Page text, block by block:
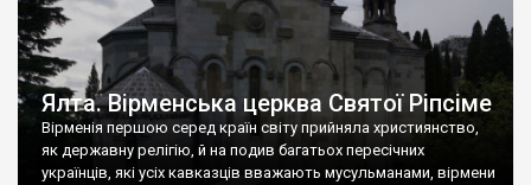
Ялта. Вірменська церква Святої Ріпсіме
Вірменія першою серед країн світу прийняла християнство,
як державну релігію, й на подив багатьох пересічних
українців, які усіх кавказців вважають мусульманами, вірмени